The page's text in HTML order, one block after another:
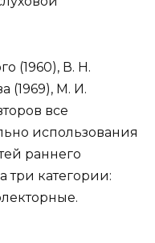
(1960), В. Н.
(1969), М. И.
все
использования
раннего
три категории: